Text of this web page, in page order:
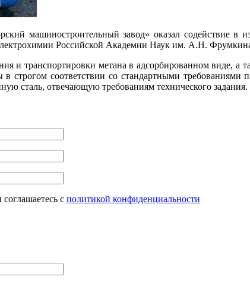
машиностроительный завод» оказал содействие в
Российской Академии Наук им. А.Н.
и транспортировки метана в адсорбированном виде,
в строгом соответствии со стандартными
сталь, отвечающую требованиям технического задания.
с политикой конфиденциальности